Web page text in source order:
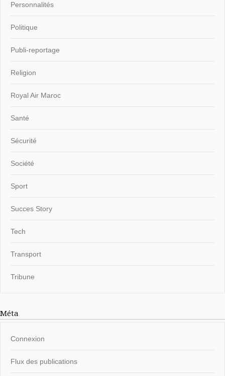
Personnalités
Politique
Publi-reportage
Religion
Royal Air Maroc
Santé
Sécurité
Société
Sport
Succes Story
Tech
Transport
Tribune
Méta
Connexion
Flux des publications